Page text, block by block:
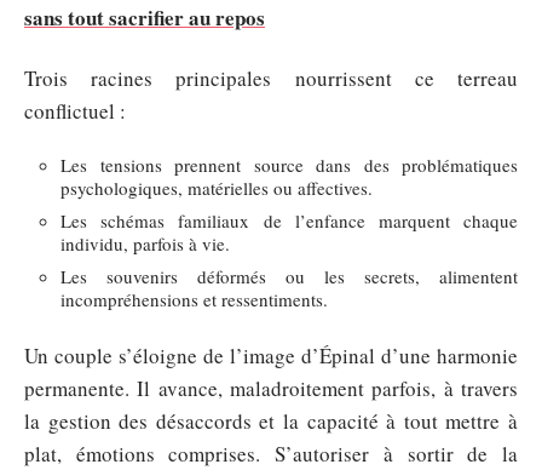
sans tout sacrifier au repos
Trois racines principales nourrissent ce terreau
conflictuel :
Les tensions prennent source dans des problématiques
psychologiques, matérielles ou affectives.
Les schémas familiaux de l’enfance marquent chaque
individu, parfois à vie.
Les souvenirs déformés ou les secrets, alimentent
incompréhensions et ressentiments.
Un couple s’éloigne de l’image d’Épinal d’une harmonie
permanente. Il avance, maladroitement parfois, à travers
la gestion des désaccords et la capacité à tout mettre à
plat, émotions comprises. S’autoriser à sortir de la